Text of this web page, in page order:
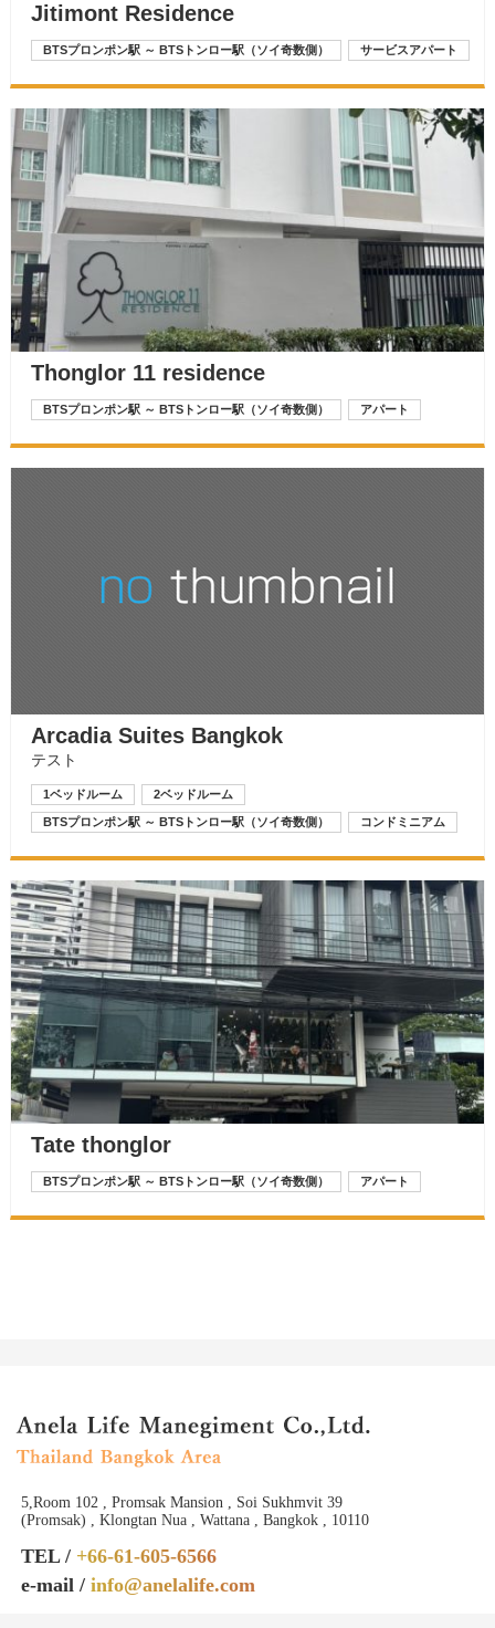
Jitimont Residence
BTSプロンポン駅 ～ BTSトンロー駅（ソイ奇数側） サービスアパート
Thonglor 11 residence
BTSプロンポン駅 ～ BTSトンロー駅（ソイ奇数側） アパート
Arcadia Suites Bangkok
テスト
1ベッドルーム 2ベッドルーム
BTSプロンポン駅 ～ BTSトンロー駅（ソイ奇数側） コンドミニアム
Tate thonglor
BTSプロンポン駅 ～ BTSトンロー駅（ソイ奇数側） アパート
5,Room 102 , Promsak Mansion , Soi Sukhmvit 39
(Promsak) , Klongtan Nua , Wattana , Bangkok , 10110
TEL / +66-61-605-6566
e-mail / info@anelalife.com